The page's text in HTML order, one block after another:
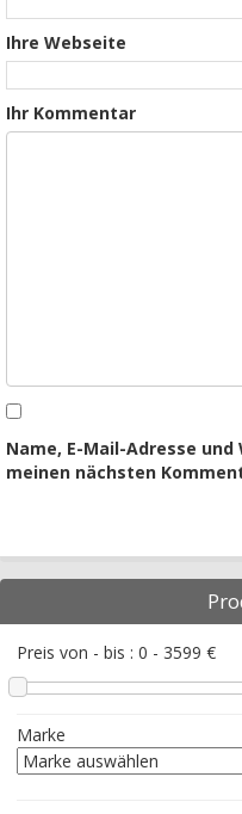
Ihre Webseite
Ihr Kommentar
Name, E-Mail-Adresse
meinen nächsten
Preis von - bis : 0 - 3599 €
Marke